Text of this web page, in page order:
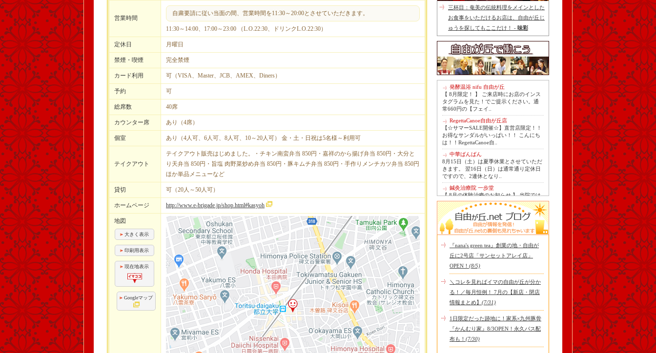
営業時間
自粛要請に従い当面の間、営業時間を11:30～20:00とさせていただきます。
11:30～14:00、17:00～23:00 （L.O.22:30、ドリンクL.O.22:30）
定休日 月曜日
禁煙・喫煙 完全禁煙
カード利用 可（VISA、Master、JCB、AMEX、Diners）
予約 可
総席数 40席
カウンター席 あり（4席）
個室 あり（4人可、6人可、8人可、10～20人可） 金・土・日祝は5名様～利用可
テイクアウト
テイクアウト販売はじめました。・チキン南蛮弁当 850円・嘉祥のから揚げ弁当 850円・大分と
り天弁当 850円・旨塩 肉野菜炒め弁当 850円・豚キムチ弁当 850円・手作りメンチカツ弁当 850円
ほか単品メニューなど
貸切 可（20人～50人可）
ホームページ http://www.e-brigade.jp/shop.html#kasyoh
地図
大きく表示
印刷用表示
現在地表示
Googleマップ
三杯目：奄美の伝統料理をメインとした
お食事をいただけるお店は、自由が丘じ
ゅうを探してもここだけ！ - 味彩
発酵温浴 nifu 自由が丘
【 8月限定！ 】 ご来店時にお店のインス
タグラムを見た！でご提示ください。通
常660円の【フェイ..
RegettaCanoe自由が丘店
【☆サマーSALE開催☆】直営店限定！！
お得なサンダルがいっぱい！！ こんにち
は！！RegettaCanoe自..
中華ばんばん
8月15日（土）は夏季休業とさせていただ
きます。 翌16日（日）は通常通り定休日
ですので、2連休となり..
鍼灸治療院 一歩堂
【 8月の体験治療のお知らせ 】 当院では
毎月第1月曜日を体験dayとし、当院の施
術をお得に体験し..
Le Monde Gourmand
今年も南アルプス @sachiblueberryfarm か
ら美味しいブルーベリーが😋
https://www.instagram.com/sachi..
tomoru
じまりました！※数量限定その日のおす
cheese & booze ost
【 平日限定ランチメニュー 】 ワンプレー
トランチ登場！！パスタやリゾットにも
色々付くようにな..
京都九条ねぎ焼き専門店 ねぎ家 -時代
家 旬-
【ランチ限定】鉄板炙りホルモン丼🔥本
『nana's green tea』創業の地・自由が
丘に2号店「サンセットアレイ店」
OPEN！ (8/5)
＼コレを見ればイマの自由が丘が分か
る！／毎月恒例！ 7月の【新店・閉店
情報まとめ】 (7/31)
1日限定だった跡地に！家系×九州豚骨
『かんむり家』8/3OPEN！永久パス配
布も！ (7/30)